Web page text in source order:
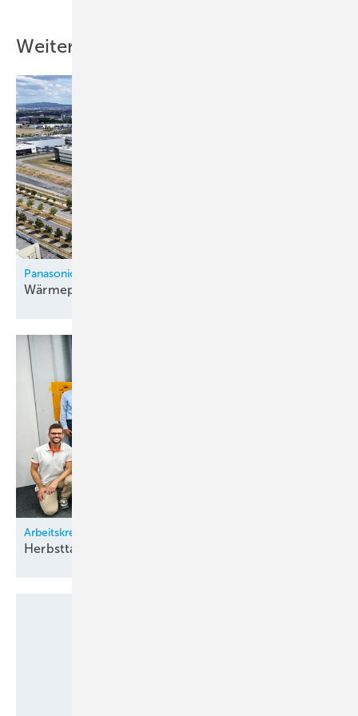
Weitere Inhalte
Panasonic
Wärmepumpenfabrik in Tschechien
Arbeitskreis Klimatechnik
Herbsttagung bei